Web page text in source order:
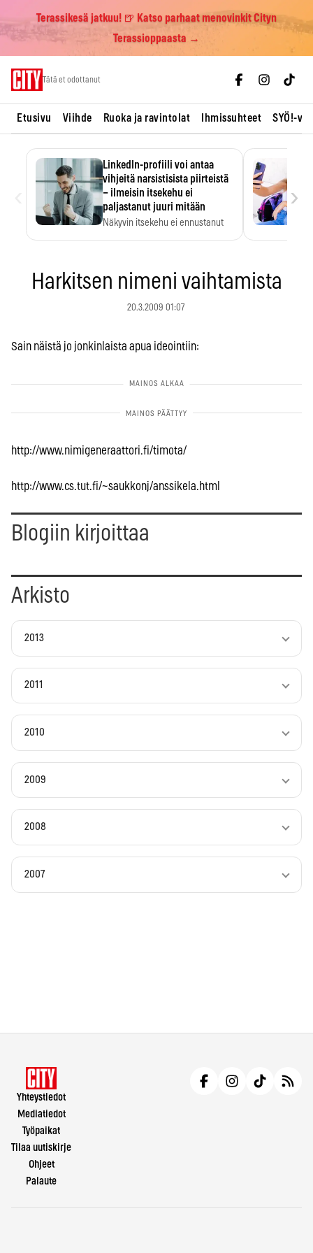
Terassikesä jatkuu! 🍺 Katso parhaat menovinkit Cityn
Terassioppaasta →
Tätä et odottanut
Etusivu Viihde Ruoka ja ravintolat Ihmissuhteet SYÖ!-
LinkedIn-profiili voi antaa
vihjeitä narsistisista piirteistä
– ilmeisin itsekehu ei
paljastanut juuri mitään
Näkyvin itsekehu ei ennustanut
›
Harkitsen nimeni vaihtamista
20.3.2009 01:07
Sain näistä jo jonkinlaista apua ideointiin:
http://www.nimigeneraattori.fi/timota/
http://www.cs.tut.fi/~saukkonj/anssikela.html
Blogiin kirjoittaa
Arkisto
2013
2011
2010
2009
2008
2007
Yhteystiedot
Mediatiedot
Työpaikat
Tilaa uutiskirje
Ohjeet
Palaute